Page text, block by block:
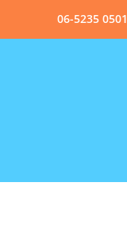
06-5235 0501